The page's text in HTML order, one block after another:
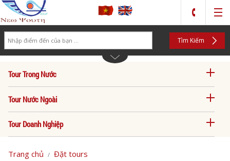
Tìm Kiếm
Tour Trong Nước
Tour Nước Ngoài
Tour Doanh Nghiệp
Trang chủ
Đặt tours